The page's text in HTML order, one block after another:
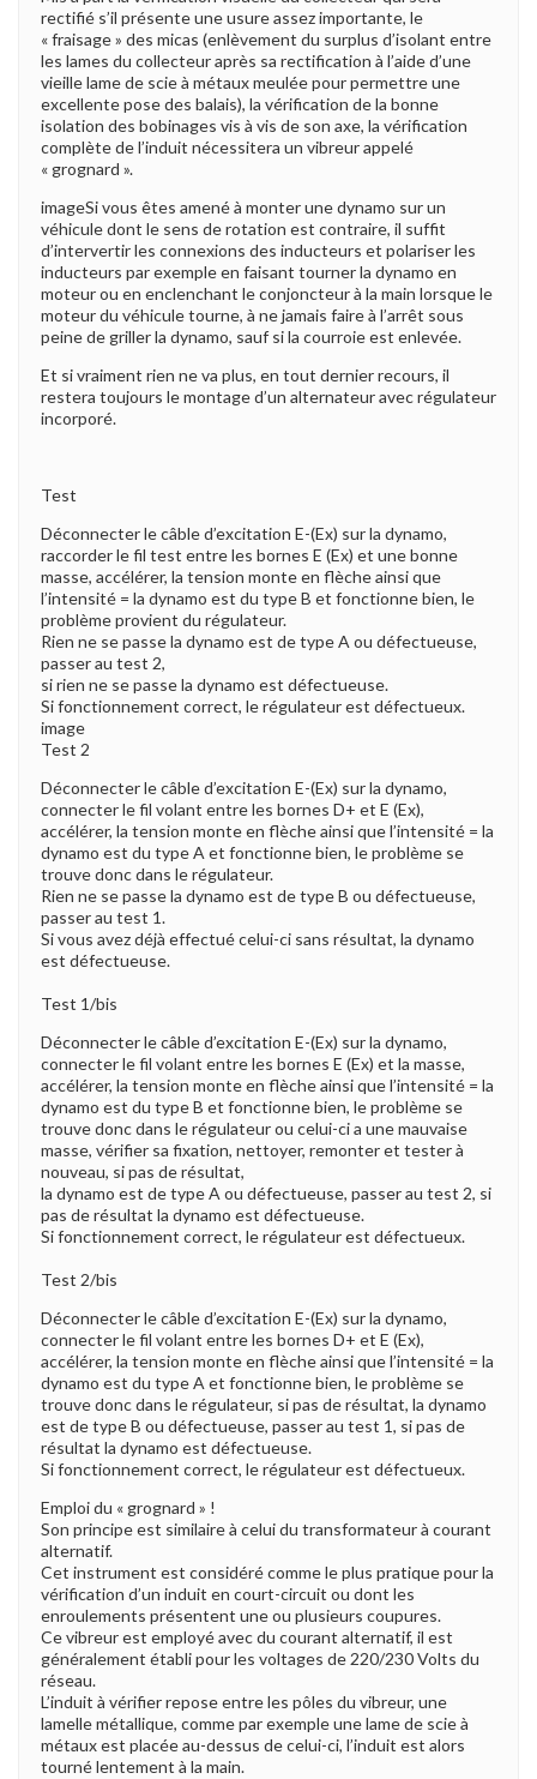
rectifié s’il présente une usure assez importante, le
« fraisage » des micas (enlèvement du surplus d’isolant entre
les lames du collecteur après sa rectification à l’aide d’une
vieille lame de scie à métaux meulée pour permettre une
excellente pose des balais), la vérification de la bonne
isolation des bobinages vis à vis de son axe, la vérification
complète de l’induit nécessitera un vibreur appelé
« grognard ».
imageSi vous êtes amené à monter une dynamo sur un
véhicule dont le sens de rotation est contraire, il suffit
d’intervertir les connexions des inducteurs et polariser les
inducteurs par exemple en faisant tourner la dynamo en
moteur ou en enclenchant le conjoncteur à la main lorsque le
moteur du véhicule tourne, à ne jamais faire à l’arrêt sous
peine de griller la dynamo, sauf si la courroie est enlevée.
Et si vraiment rien ne va plus, en tout dernier recours, il
restera toujours le montage d’un alternateur avec régulateur
incorporé.
Test
Déconnecter le câble d’excitation E-(Ex) sur la dynamo,
raccorder le fil test entre les bornes E (Ex) et une bonne
masse, accélérer, la tension monte en flèche ainsi que
l’intensité = la dynamo est du type B et fonctionne bien, le
problème provient du régulateur.
Rien ne se passe la dynamo est de type A ou défectueuse,
passer au test 2,
si rien ne se passe la dynamo est défectueuse.
Si fonctionnement correct, le régulateur est défectueux.
image
Test 2
Déconnecter le câble d’excitation E-(Ex) sur la dynamo,
connecter le fil volant entre les bornes D+ et E (Ex),
accélérer, la tension monte en flèche ainsi que l’intensité = la
dynamo est du type A et fonctionne bien, le problème se
trouve donc dans le régulateur.
Rien ne se passe la dynamo est de type B ou défectueuse,
passer au test 1.
Si vous avez déjà effectué celui-ci sans résultat, la dynamo
est défectueuse.
Test 1/bis
Déconnecter le câble d’excitation E-(Ex) sur la dynamo,
connecter le fil volant entre les bornes E (Ex) et la masse,
accélérer, la tension monte en flèche ainsi que l’intensité = la
dynamo est du type B et fonctionne bien, le problème se
trouve donc dans le régulateur ou celui-ci a une mauvaise
masse, vérifier sa fixation, nettoyer, remonter et tester à
nouveau, si pas de résultat,
la dynamo est de type A ou défectueuse, passer au test 2, si
pas de résultat la dynamo est défectueuse.
Si fonctionnement correct, le régulateur est défectueux.
Test 2/bis
Déconnecter le câble d’excitation E-(Ex) sur la dynamo,
connecter le fil volant entre les bornes D+ et E (Ex),
accélérer, la tension monte en flèche ainsi que l’intensité = la
dynamo est du type A et fonctionne bien, le problème se
trouve donc dans le régulateur, si pas de résultat, la dynamo
est de type B ou défectueuse, passer au test 1, si pas de
résultat la dynamo est défectueuse.
Si fonctionnement correct, le régulateur est défectueux.
Emploi du « grognard » !
Son principe est similaire à celui du transformateur à courant
alternatif.
Cet instrument est considéré comme le plus pratique pour la
vérification d’un induit en court-circuit ou dont les
enroulements présentent une ou plusieurs coupures.
Ce vibreur est employé avec du courant alternatif, il est
généralement établi pour les voltages de 220/230 Volts du
réseau.
L’induit à vérifier repose entre les pôles du vibreur, une
lamelle métallique, comme par exemple une lame de scie à
métaux est placée au-dessus de celui-ci, l’induit est alors
tourné lentement à la main.